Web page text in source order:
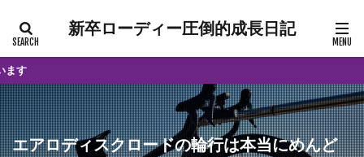
新卒ローディー圧倒的成長日記
エアロディスクロードの輪行は本当にめんど